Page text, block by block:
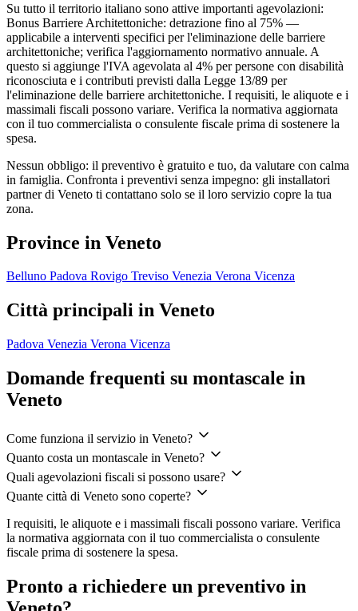
Su tutto il territorio italiano sono attive importanti agevolazioni:
Bonus Barriere Architettoniche: detrazione fino al 75% —
applicabile a interventi specifici per l'eliminazione delle barriere
architettoniche; verifica l'aggiornamento normativo annuale. A
questo si aggiunge l'IVA agevolata al 4% per persone con disabilità
riconosciuta e i contributi previsti dalla Legge 13/89 per
l'eliminazione delle barriere architettoniche. I requisiti, le aliquote e i
massimali fiscali possono variare. Verifica la normativa aggiornata
con il tuo commercialista o consulente fiscale prima di sostenere la
spesa.
Nessun obbligo: il preventivo è gratuito e tuo, da valutare con calma
in famiglia. Confronta i preventivi senza impegno: gli installatori
partner di Veneto ti contattano solo se il loro servizio copre la tua
zona.
Province in Veneto
Belluno Padova Rovigo Treviso Venezia Verona Vicenza
Città principali in Veneto
Padova Venezia Verona Vicenza
Domande frequenti su montascale in
Veneto
Come funziona il servizio in Veneto?
Quanto costa un montascale in Veneto?
Quali agevolazioni fiscali si possono usare?
Quante città di Veneto sono coperte?
I requisiti, le aliquote e i massimali fiscali possono variare. Verifica
la normativa aggiornata con il tuo commercialista o consulente
fiscale prima di sostenere la spesa.
Pronto a richiedere un preventivo in